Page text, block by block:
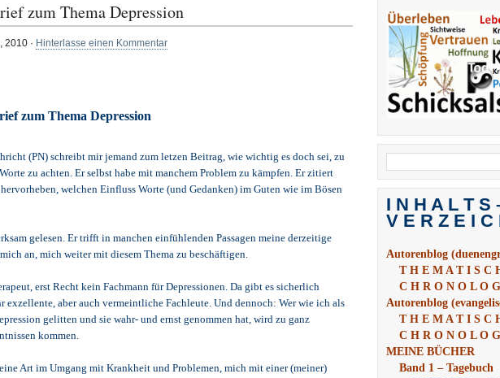
zum Thema Depression
2010 · Hinterlasse einen Kommentar
zum Thema Depression
(PN) schreibt mir jemand zum letzen Beitrag, wie wichtig es doch sei, zu
zu achten. Er selbst habe mit manchem Problem zu kämpfen. Er zitiert
welchen Einfluss Worte (und Gedanken) im Guten wie im Bösen
gelesen. Er trifft in manchen einfühlenden Passagen meine derzeitige
an, mich weiter mit diesem Thema zu beschäftigen.
erst Recht kein Fachmann für Depressionen. Da gibt es sicherlich
aber auch vermeintliche Fachleute. Und dennoch: Wer wie ich als
gelitten und sie wahr- und ernst genommen hat, wird zu ganz
kommen.
Art im Umgang mit Krankheit und Problemen, mich mit einer (meiner)
nach:
I N H A L T S
V E R Z E I C
Autorenblog
T H E M A T I S C
C H R O N O L O
Autorenblog
T H E M A T I S C
C H R O N O L O
MEINE BÜCHER
Band 1 – Tagebuch